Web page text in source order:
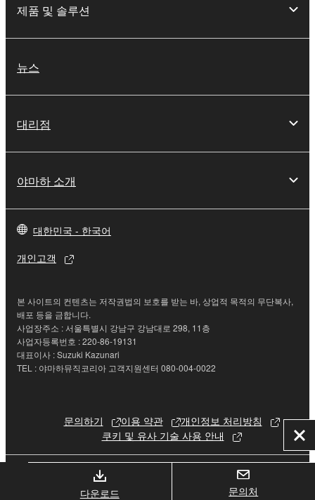
다운로드 문의처
닫
기
제품 및 솔루션
뉴스
대리점
야마하 소개
대한민국 - 한국어
개인고객
본 사이트의 컨텐츠는 저작권법의 보호를 받는 바, 상업적 목적의 무단복사,
배포 등을 금합니다.
사업장주소 : 서울특별시 강남구 강남대로 298, 11층
사업자등록번호 : 220-86-19131
대표이사 : Suzuki Kazunari
TEL : 야마하뮤직코리아 고객지원센터 080-004-0022
문의하기 이용 약관
개인정보 처리방침
쿠키 및 유사 기술 사용 안내